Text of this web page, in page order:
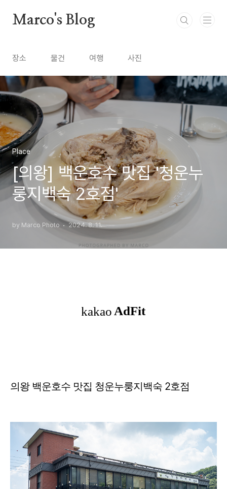
Marco's Blog
장소 물건 여행 사진
Place
[의왕] 백운호수 맛집 '청운누
룽지백숙 2호점'
by Marco Photo 2024. 8. 11.
의왕 백운호수 맛집 청운누룽지백숙 2호점